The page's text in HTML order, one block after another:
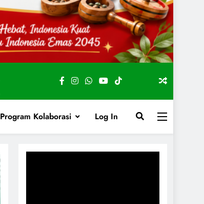
Program Kolaborasi Log In